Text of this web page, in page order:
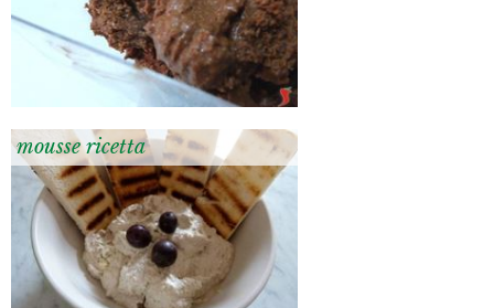
mousse ricetta